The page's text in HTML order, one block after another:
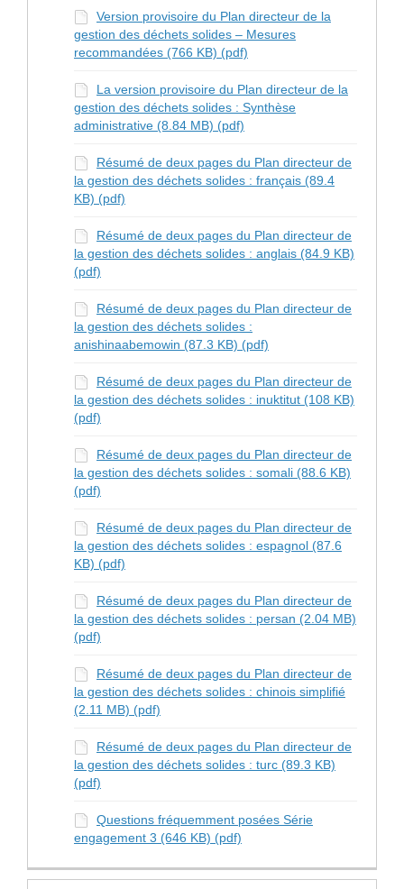
Version provisoire du Plan directeur de la
gestion des déchets solides – Mesures
recommandées (766 KB) (pdf)
La version provisoire du Plan directeur de la
gestion des déchets solides : Synthèse
administrative (8.84 MB) (pdf)
Résumé de deux pages du Plan directeur de
la gestion des déchets solides : français (89.4
KB) (pdf)
Résumé de deux pages du Plan directeur de
la gestion des déchets solides : anglais (84.9 KB)
(pdf)
Résumé de deux pages du Plan directeur de
la gestion des déchets solides :
anishinaabemowin (87.3 KB) (pdf)
Résumé de deux pages du Plan directeur de
la gestion des déchets solides : inuktitut (108 KB)
(pdf)
Résumé de deux pages du Plan directeur de
la gestion des déchets solides : somali (88.6 KB)
(pdf)
Résumé de deux pages du Plan directeur de
la gestion des déchets solides : espagnol (87.6
KB) (pdf)
Résumé de deux pages du Plan directeur de
la gestion des déchets solides : persan (2.04 MB)
(pdf)
Résumé de deux pages du Plan directeur de
la gestion des déchets solides : chinois simplifié
(2.11 MB) (pdf)
Résumé de deux pages du Plan directeur de
la gestion des déchets solides : turc (89.3 KB)
(pdf)
Questions fréquemment posées Série
engagement 3 (646 KB) (pdf)